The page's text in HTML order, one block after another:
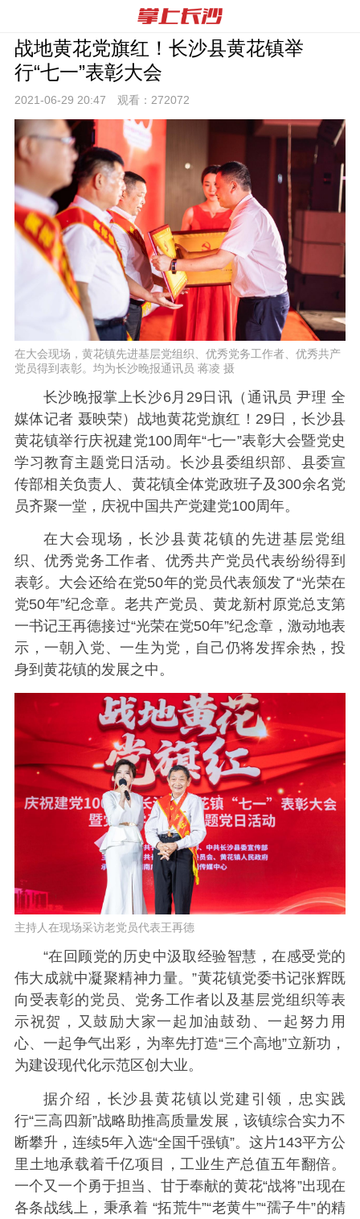
战地黄花党旗红！长沙县黄花镇举
行“七一”表彰大会
2021-06-29 20:47 观看： 272072
在大会现场，黄花镇先进基层党组织、优秀党务工作者、优秀共产
党员得到表彰。均为长沙晚报通讯员 蒋凌 摄
长沙晚报掌上长沙6月29日讯（通讯员 尹理 全
媒体记者 聂映荣）战地黄花党旗红！29日，长沙县
黄花镇举行庆祝建党100周年“七一”表彰大会暨党史
学习教育主题党日活动。长沙县委组织部、县委宣
传部相关负责人、黄花镇全体党政班子及300余名党
员齐聚一堂，庆祝中国共产党建党100周年。
在大会现场，长沙县黄花镇的先进基层党组
织、优秀党务工作者、优秀共产党员代表纷纷得到
表彰。大会还给在党50年的党员代表颁发了“光荣在
党50年”纪念章。老共产党员、黄龙新村原党总支第
一书记王再德接过“光荣在党50年”纪念章，激动地表
示，一朝入党、一生为党，自己仍将发挥余热，投
身到黄花镇的发展之中。
主持人在现场采访老党员代表王再德
“在回顾党的历史中汲取经验智慧，在感受党的
伟大成就中凝聚精神力量。”黄花镇党委书记张辉既
向受表彰的党员、党务工作者以及基层党组织等表
示祝贺，又鼓励大家一起加油鼓劲、一起努力用
心、一起争气出彩，为率先打造“三个高地”立新功，
为建设现代化示范区创大业。
据介绍，长沙县黄花镇以党建引领，忠实践
行“三高四新”战略助推高质量发展，该镇综合实力不
断攀升，连续5年入选“全国千强镇”。这片143平方公
里土地承载着千亿项目，工业生产总值五年翻倍。
一个又一个勇于担当、甘于奉献的黄花“战将”出现在
各条战线上，秉承着 “拓荒牛”“老黄牛”“孺子牛”的精